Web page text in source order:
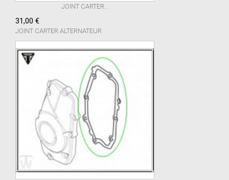
JOINT CARTER...
31,00 €
JOINT CARTER ALTERNATEUR